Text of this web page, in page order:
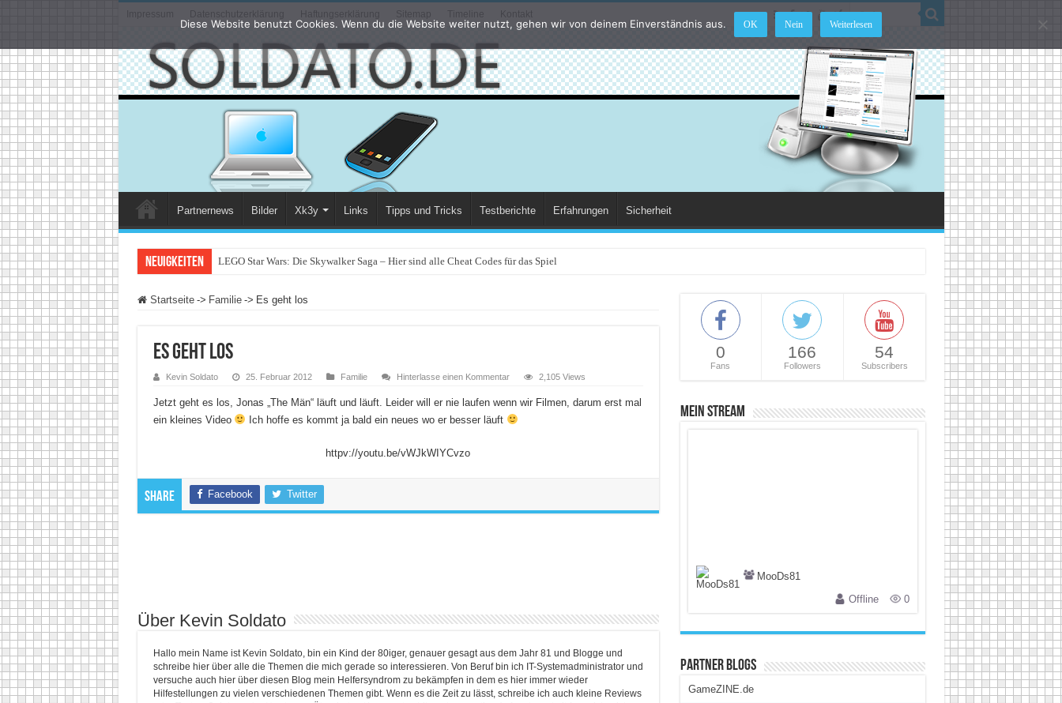
Impressum Datenschutzerklärung Haftungserklärung Sitemap Timeline Kontakt
Partnernews Bilder Xk3y Links Tipps und Tricks Testberichte Erfahrungen Sicherheit
Neuigkeiten LEGO Star Wars: Die Skywalker Saga – Hier sind alle Cheat Codes für das Spiel
Startseite -> Familie -> Es geht los
Es geht los
Kevin Soldato 25. Februar 2012 Familie Hinterlasse einen Kommentar 2,105 Views
Jetzt geht es los, Jonas „The Män“ läuft und läuft. Leider will er nie laufen wenn wir Filmen, darum erst mal
ein kleines Video
Ich hoffe es kommt ja bald ein neues wo er besser läuft
httpv://youtu.be/vWJkWIYCvzo
Share Facebook Twitter
Über Kevin Soldato
Hallo mein Name ist Kevin Soldato, bin ein Kind der 80iger, genauer gesagt aus dem Jahr 81 und Blogge und
schreibe hier über alle die Themen die mich gerade so interessieren. Von Beruf bin ich IT-Systemadministrator und
versuche auch hier über diesen Blog mein Helfersyndrom zu bekämpfen in dem es hier immer wieder
Hilfestellungen zu vielen verschiedenen Themen gibt. Wenn es die Zeit zu lässt, schreibe ich auch kleine Reviews
0
Fans
166
Followers
54
Subscribers
Mein Stream
MooDs81
Offline
0
Partner Blogs
GameZINE.de
Diese Website benutzt Cookies. Wenn du die Website weiter nutzt, gehen wir von deinem Einverständnis aus. OK Nein Weiterlesen